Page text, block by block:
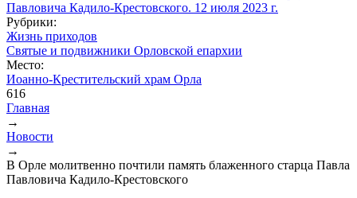
Рубрики:
Жизнь приходов
Святые и подвижники Орловской епархии
Место:
Иоанно-Крестительский храм Орла
616
Вы здесь
Главная
→
Новости
→
В Орле молитвенно почтили память блаженного старца Павла
Павловича Кадило-Крестовского